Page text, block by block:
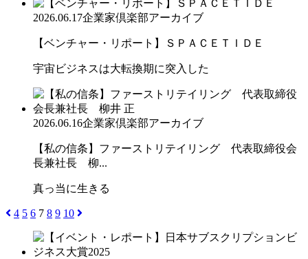
2026.06.17企業家倶楽部アーカイブ
【ベンチャー・リポート】ＳＰＡＣＥＴＩＤＥ
宇宙ビジネスは大転換期に突入した
2026.06.16企業家倶楽部アーカイブ
【私の信条】ファーストリテイリング 代表取締役会
長兼社長 柳...
真っ当に生きる
4 5 6 7 8 9 10